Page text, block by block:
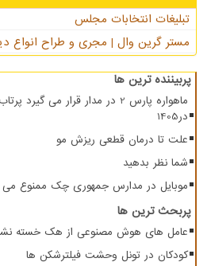
تبلیغات انتخابات مجلس
مستر گرین وال | مجری و طراح انواع
پربیننده ترین ها
ماهواره پارس 2 در مدار قرار می
در1405
علت تا درمان قطعی ریزش مو
شما نظر بدهید
موبایل در مدارس جمهوری چک ممنوع
پربحث ترین ها
عامل های هوش مصنوعی از هک خسته
کودکان در تونل وحشت فیلترشکن ها